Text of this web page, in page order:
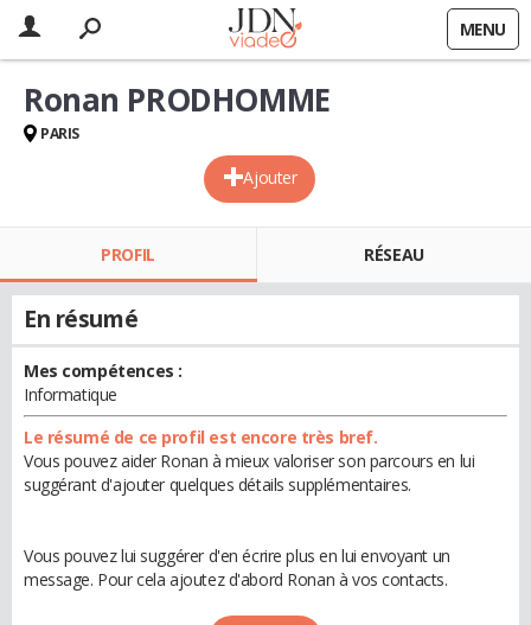
MENU
Ajouter
Ronan PRODHOMME
PARIS
PROFIL RÉSEAU
En résumé
Mes compétences :
Informatique
Le résumé de ce profil est encore très bref.
Vous pouvez aider Ronan à mieux valoriser son parcours en lui
suggérant d'ajouter quelques détails supplémentaires.
Vous pouvez lui suggérer d'en écrire plus en lui envoyant un
message. Pour cela ajoutez d'abord Ronan à vos contacts.